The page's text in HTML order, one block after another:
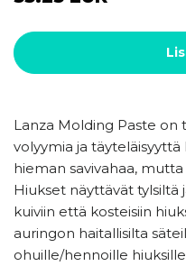
Lanza Molding Paste on
volyymia ja
hieman savivahaa,
Hiukset näyttävät tylsiltä
kuiviin että kosteisiin
auringon haitallisilta
ohuille/hennoille